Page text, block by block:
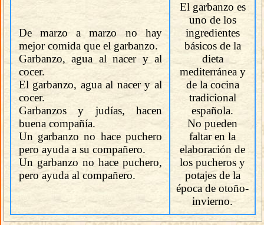
De marzo a marzo no hay
mejor comida que el garbanzo.
Garbanzo, agua al nacer y al
cocer.
El garbanzo, agua al nacer y al
cocer.
Garbanzos y judías, hacen
buena compañía.
Un garbanzo no hace puchero
pero ayuda a su compañero.
Un garbanzo no hace puchero,
pero ayuda al compañero.
El garbanzo es
uno de los
ingredientes
básicos de la
dieta
mediterránea y
de la cocina
tradicional
española.
No pueden
faltar en la
elaboración de
los pucheros y
potajes de la
época de otoño-
invierno.